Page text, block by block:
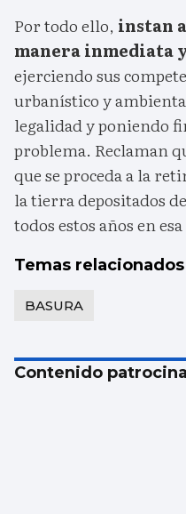
Por todo ello, instan
manera inmediata
ejerciendo sus
urbanístico y
legalidad y poniendo
problema. Reclaman
que se proceda a la
la tierra depositados
todos estos años en
Temas relacionados
BASURA
Contenido